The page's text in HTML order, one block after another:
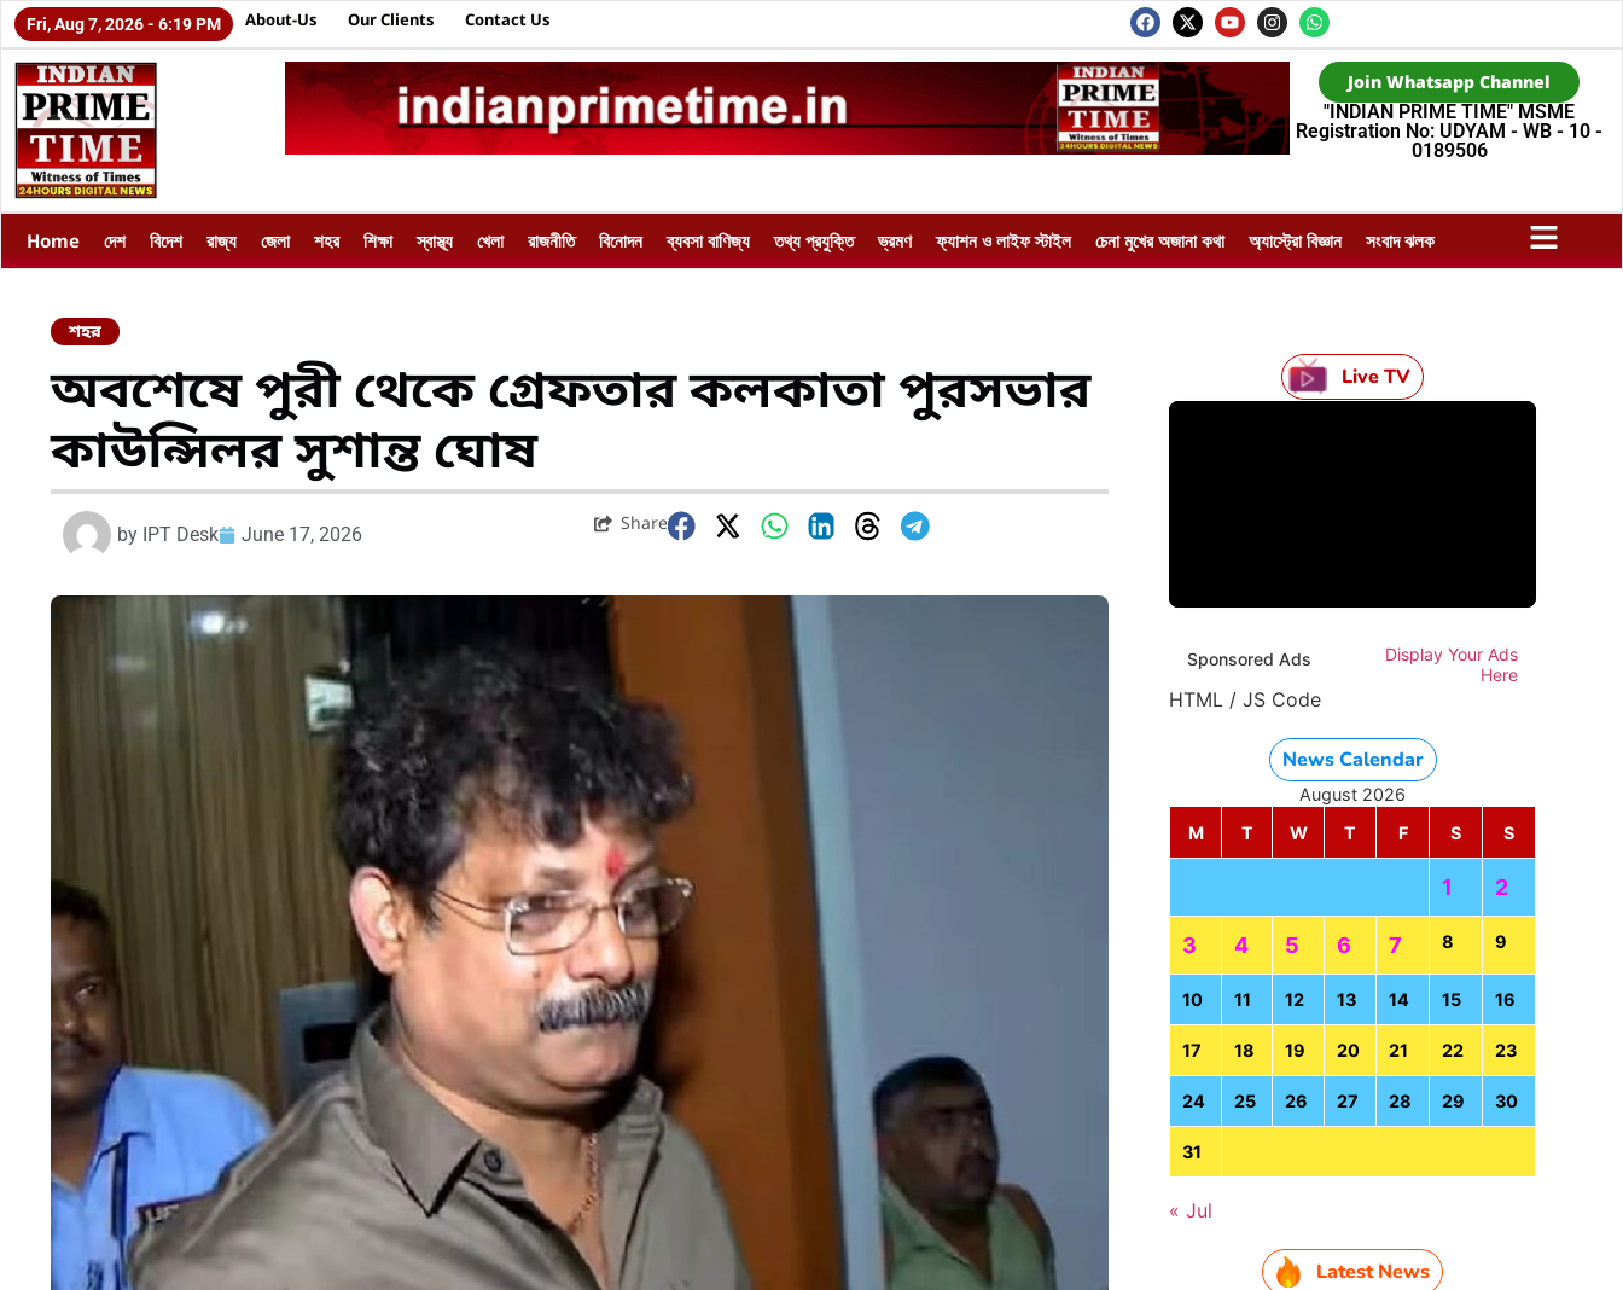
Fri, Aug 7, 2026 - 6:19 PM About-Us Our Clients Contact Us
Join Whatsapp Channel
"INDIAN PRIME TIME" MSME
Registration No: UDYAM - WB - 10 -
0189506
Home দেশ বিদেশ রাজ্য জেলা শহর শিক্ষা স্বাস্থ্য খেলা রাজনীতি বিনোদন ব্যবসা বাণিজ্য তথ্য প্রযুক্তি ভ্রমণ ফ্যাশন ও লাইফ স্টাইল চেনা মুখের অজানা কথা অ্যাস্ট্রো বিজ্ঞান সংবাদ ঝলক
শহর
অবশেষে পুরী থেকে গ্রেফতার কলকাতা পুরসভার
কাউন্সিলর সুশান্ত ঘোষ
by IPT Desk June 17, 2026
Share
Live TV
Sponsored Ads
Display Your Ads
Here
HTML / JS Code HTML / JS Code
News Calendar
August 2026
M
T W T F S S
1 2
3 4 5 6 7 8 9
10 11 12 13 14 15 16
17 18 19 20 21 22 23
24 25 26 27 28 29 30
31
« Jul
Latest News